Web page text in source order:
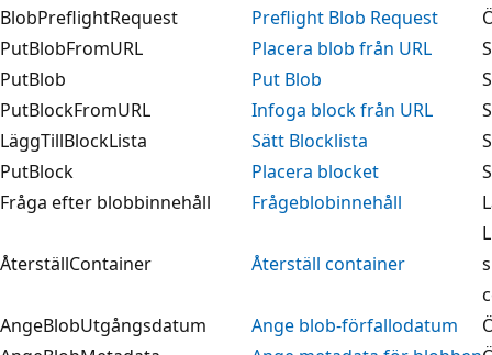
BlobPreflightRequest
Preflight Blob Request
PutBlobFromURL
Placera blob från URL
PutBlob
Put Blob
PutBlockFromURL
Infoga block från URL
LäggTillBlockLista
Sätt Blocklista
PutBlock
Placera blocket
Fråga efter blobbinnehåll
Frågeblobinnehåll
ÅterställContainer Återställ container
AngeBlobUtgångsdatum
Ange blob-förfallodatum